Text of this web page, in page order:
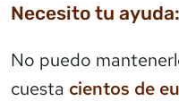
Necesito tu ayuda:
No puedo
cuesta cientos de